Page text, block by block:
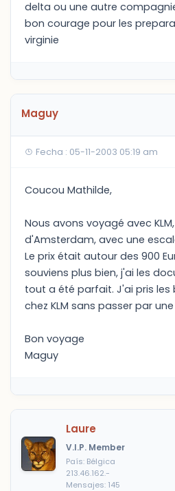
delta ou une autre
bon courage pour les
virginie
Maguy
Fecha : 05-11-2003 05:19 am
Coucou Mathilde,
Nous avons voyagé avec
d'Amsterdam, avec une
Le prix était autour des 900
souviens plus bien, j'ai les
tout a été parfait. J'ai pris les
chez KLM sans passer par
Bon voyage
Maguy
Laure
V.I.P. Member
País: Bélgica
213.46.162.-
Mensajes: 145